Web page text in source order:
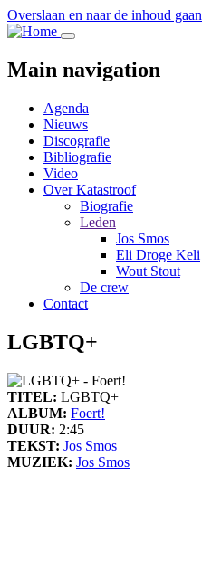
Overslaan en naar de inhoud gaan
Main navigation
Agenda
Nieuws
Discografie
Bibliografie
Video
Over Katastroof
Biografie
Leden
Jos Smos
Eli Droge Keli
Wout Stout
De crew
Contact
LGBTQ+
TITEL: LGBTQ+
ALBUM: Foert!
DUUR: 2:45
TEKST: Jos Smos
MUZIEK: Jos Smos